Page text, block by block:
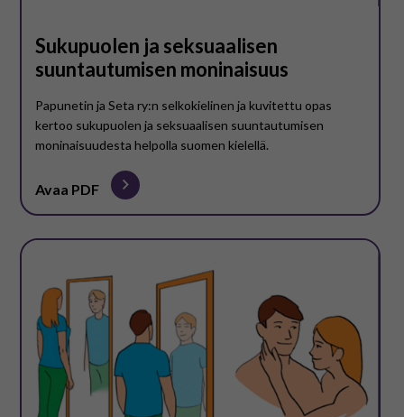
Sukupuolen ja seksuaalisen
suuntautumisen moninaisuus
Papunetin ja Seta ry:n selkokielinen ja kuvitettu opas
kertoo sukupuolen ja seksuaalisen suuntautumisen
moninaisuudesta helpolla suomen kielellä.
Avaa PDF